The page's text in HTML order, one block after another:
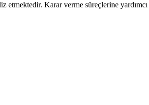
etmektedir. Karar verme süreçlerine yardımcı